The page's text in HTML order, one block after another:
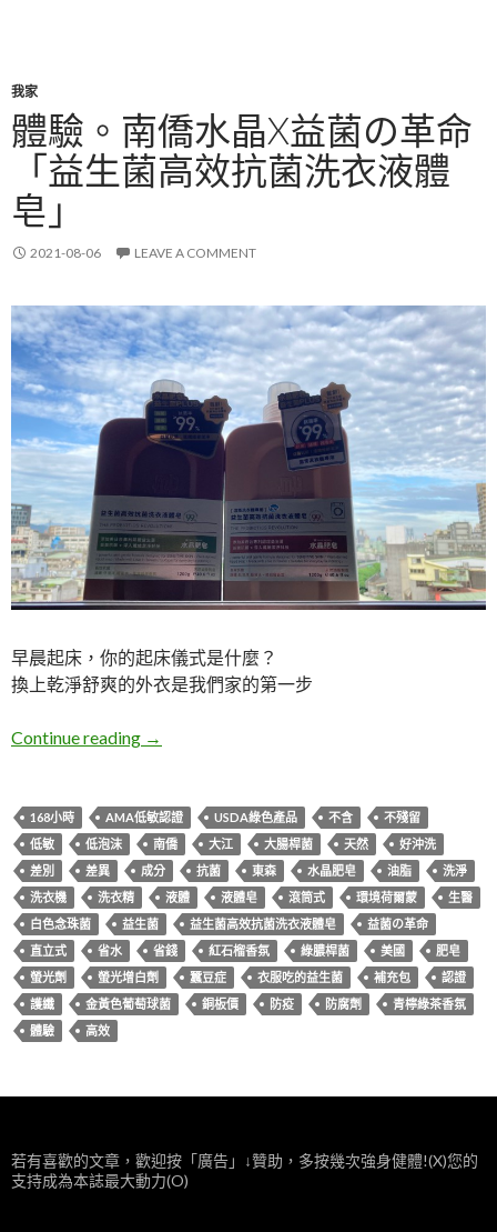
我家
體驗。南僑水晶X益菌の革命
「益生菌高效抗菌洗衣液體
皂」
2021-08-06 LEAVE A COMMENT
早晨起床，你的起床儀式是什麼？
換上乾淨舒爽的外衣是我們家的第一步
Continue reading 體驗。南僑水晶X益菌の革命「益生菌高效
→
168小時 AMA低敏認證 USDA綠色產品 不含
不殘留
低敏
低泡沫 南僑 大江 大腸桿菌 天然
好沖洗
差別
差異 成分 抗菌 東森 水晶肥皂 油脂
洗淨
洗衣機
洗衣精 液體 液體皂 滾筒式 環境荷爾蒙
生醫
白色念珠菌
益生菌 益生菌高效抗菌洗衣液體皂
益菌の革命
直立式
省水 省錢 紅石榴香氛 綠膿桿菌 美國
肥皂
螢光劑
螢光增白劑 蠶豆症 衣服吃的益生菌 補充包
認證
護纖
金黃色葡萄球菌 銅板價 防疫 防腐劑
青檸綠茶香氛
體驗
高效
若有喜歡的文章，歡迎按「廣告」↓贊助，多按幾次強身健體!(X)您的
支持成為本誌最大動力(O)